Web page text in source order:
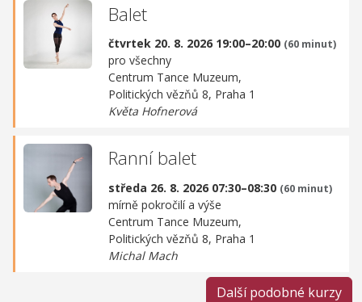
Balet
čtvrtek 20. 8. 2026 19:00–20:00 (60 minut)
pro všechny
Centrum Tance Muzeum,
Politických vězňů 8, Praha 1
Květa Hofnerová
Ranní balet
středa 26. 8. 2026 07:30–08:30 (60 minut)
mírně pokročilí a výše
Centrum Tance Muzeum,
Politických vězňů 8, Praha 1
Michal Mach
Další podobné kurzy